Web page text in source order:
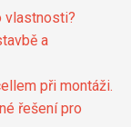
vlastnosti?
a
při montáži.
řešení pro